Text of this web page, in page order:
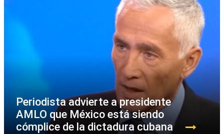
Periodista advierte a presidente
AMLO que México está siendo
cómplice de la dictadura cubana